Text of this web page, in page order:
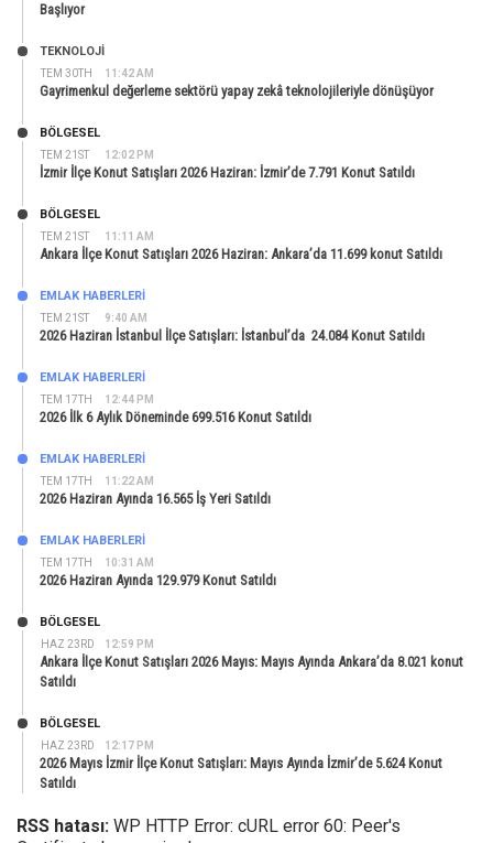
Başlıyor
TEM 30TH 11:42 AM
TEKNOLOJİ
Gayrimenkul değerleme sektörü yapay zekâ teknolojileriyle dönüşüyor
TEM 21ST 12:02 PM
BÖLGESEL
İzmir İlçe Konut Satışları 2026 Haziran: İzmir’de 7.791 Konut Satıldı
TEM 21ST 11:11 AM
BÖLGESEL
Ankara İlçe Konut Satışları 2026 Haziran: Ankara’da 11.699 konut Satıldı
TEM 21ST 9:40 AM
EMLAK HABERLERI
2026 Haziran İstanbul İlçe Satışları: İstanbul’da 24.084 Konut Satıldı
TEM 17TH 12:44 PM
EMLAK HABERLERI
2026 İlk 6 Aylık Döneminde 699.516 Konut Satıldı
TEM 17TH 11:22 AM
EMLAK HABERLERI
2026 Haziran Ayında 16.565 İş Yeri Satıldı
TEM 17TH 10:31 AM
EMLAK HABERLERI
2026 Haziran Ayında 129.979 Konut Satıldı
HAZ 23RD 12:59 PM
BÖLGESEL
Ankara İlçe Konut Satışları 2026 Mayıs: Mayıs Ayında Ankara’da 8.021 konut
Satıldı
HAZ 23RD 12:17 PM
BÖLGESEL
2026 Mayıs İzmir İlçe Konut Satışları: Mayıs Ayında İzmir’de 5.624 Konut
Satıldı
RSS hatası: WP HTTP Error: cURL error 60: Peer's